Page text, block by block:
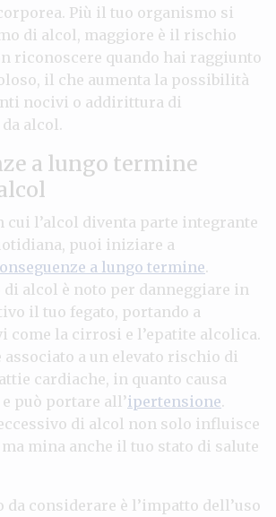
Più il tuo organismo si
di alcol, maggiore è il rischio
riconoscere quando hai raggiunto
il che aumenta la possibilità
nocivi o addirittura di
alcol.
a lungo termine
cui l’alcol diventa parte integrante
puoi iniziare a
a lungo termine.
di alcol è noto per danneggiare in
il tuo fegato, portando a
come la cirrosi e l’epatite alcolica.
associato a un elevato rischio di
cardiache, in quanto causa
può portare all’ipertensione.
di alcol non solo influisce
mina anche il tuo stato di salute
da considerare è l’impatto dell’uso